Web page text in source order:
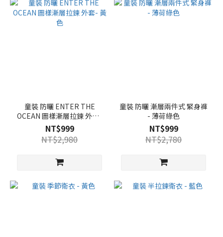
童裝 防曬 ENTER THE
OCEAN 圖樣漸層拉鍊 外套-
黃色
NT$999
NT$2,980
童裝 防曬 漸層兩件式 緊身褲
- 薄荷綠色
NT$999
NT$2,780